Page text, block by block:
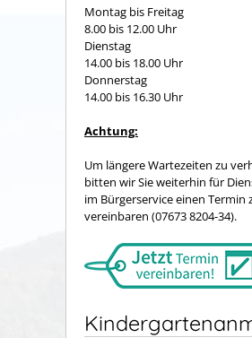
Montag bis Freitag
8.00 bis 12.00 Uhr
Dienstag
14.00 bis 18.00 Uhr
Donnerstag
14.00 bis 16.30 Uhr
Achtung:
Um längere Wartezeiten zu
bitten wir Sie weiterhin für
im Bürgerservice einen Termin
vereinbaren (07673 8204-34).